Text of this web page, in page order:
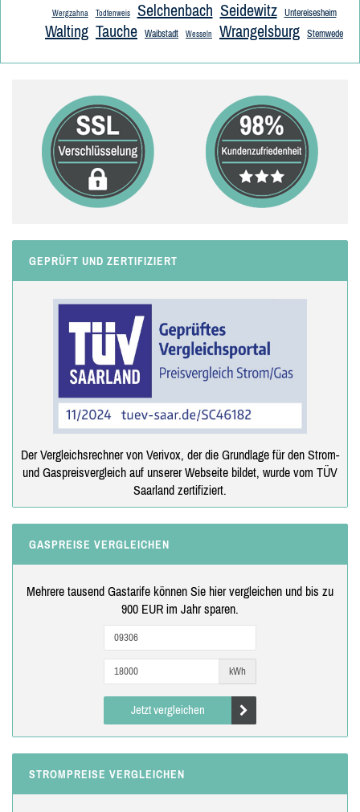
Wergzahna Todtenweis Selchenbach Seidewitz Untereisesheim
Walting Tauche Waibstadt Wesseln Wrangelsburg Stemwede
GEPRÜFT UND ZERTIFIZIERT
Der Vergleichsrechner von Verivox, der die Grundlage für den Strom-
und Gaspreisvergleich auf unserer Webseite bildet, wurde vom TÜV
Saarland zertifiziert.
GASPREISE VERGLEICHEN
Mehrere tausend Gastarife können Sie hier vergleichen und bis zu
900 EUR im Jahr sparen.
kWh
Jetzt vergleichen
STROMPREISE VERGLEICHEN